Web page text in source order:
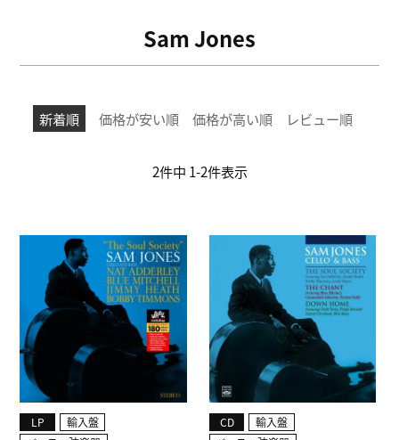
Sam Jones
新着順 価格が安い順 価格が高い順 レビュー順
2件中 1-2件表示
LP
輸入盤
CD
輸入盤